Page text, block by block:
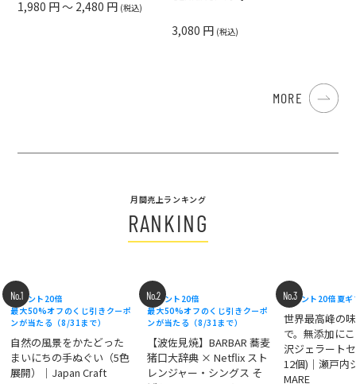
1,980 円 ～ 2,480 円 (税込)
3,080 円 (税込)
MORE
月間売上ランキング
RANKING
No.1
ポイント20倍
最大50%オフのくじ引きクーポ
ンが当たる（8/31まで）
自然の風景をかたどった
まいにちの手ぬぐい（5色
展開）｜Japan Craft
No.2
ポイント20倍
最大50%オフのくじ引きクーポ
ンが当たる（8/31まで）
【波佐見焼】BARBAR 蕎麦
猪口大辞典 × Netflix スト
レンジャー・シングス そ
No.3
ポイント20倍 夏
世界最高峰の
で。無添加に
沢ジェラート
12個)｜瀬戸内
MARE